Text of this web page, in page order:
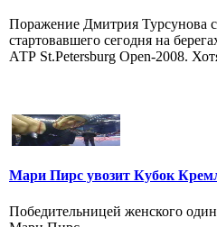
Поражение Дмитрия Турсунова
стартовавшего сегодня на
АТР St.Petersburg Open-2008.
Мари Пирс увозит Кубок
Победительницей женского